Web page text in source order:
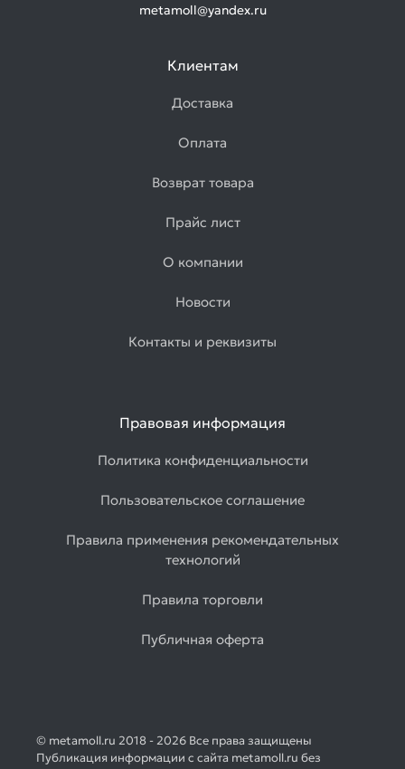
metamoll@yandex.ru
Клиентам
Доставка
Оплата
Возврат товара
Прайс лист
О компании
Новости
Контакты и реквизиты
Правовая информация
Политика конфиденциальности
Пользовательское соглашение
Правила применения рекомендательных
технологий
Правила торговли
Публичная оферта
© metamoll.ru 2018 - 2026 Все права защищены
Публикация информации с сайта metamoll.ru без